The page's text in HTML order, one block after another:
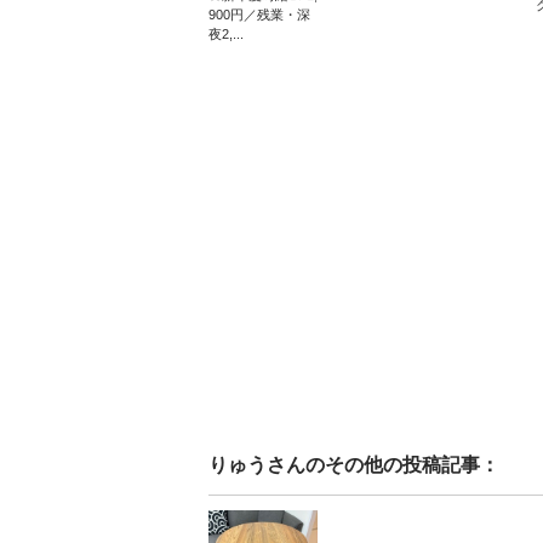
900円／残業・深
夜2,...
りゅう さんのその他の投稿記事：